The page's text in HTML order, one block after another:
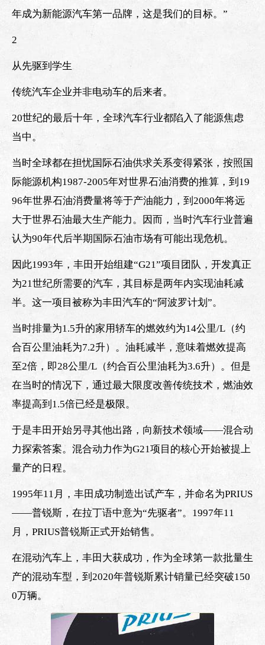
年成为新能源汽车第一品牌，这是我们的目标。”
2
从先驱到学生
传统汽车企业并非电动车的后来者。
20世纪的最后十年，全球汽车行业都陷入了能源焦虑
当中。
当时全球都在担忧国际石油供求关系变得紧张，按照国
际能源机构1987-2005年对世界石油消费的推算，到19
96年世界石油消费量将等于产油能力，到2000年将远
大于世界石油最大生产能力。因而，当时汽车行业普遍
认为90年代后半期国际石油市场有可能出现危机。
因此1993年，丰田开始组建“G21”项目团队，开发真正
为21世纪所需要的汽车，其目标是两年内实现油耗减
半。这一项目被称为丰田汽车的“阿波罗计划”。
当时排量为1.5升的家用轿车的燃效约为14公里/L（约
合百公里油耗为7.2升）。油耗减半，意味着燃效提高
至2倍，即28公里/L（约合百公里油耗为3.6升）。但是
在当时的情况下，通过最大限度改善传统技术，燃油效
率提高到1.5倍已经是极限。
于是丰田开始另寻其他出路，向新技术领域——混合动
力探索答案。混合动力作为G21项目的核心开始被提上
量产的日程。
1995年11月，丰田成功制造出试产车，并命名为PRIUS
——普锐斯，在拉丁语中意为“先驱者”。1997年11
月，PRIUS普锐斯正式开始销售。
在混动汽车上，丰田大获成功，作为全球第一款批量生
产的混动车型，到2020年普锐斯累计销量已经突破150
0万辆。